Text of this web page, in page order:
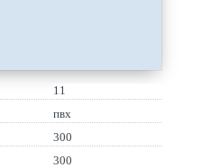
11
пвх
300
300